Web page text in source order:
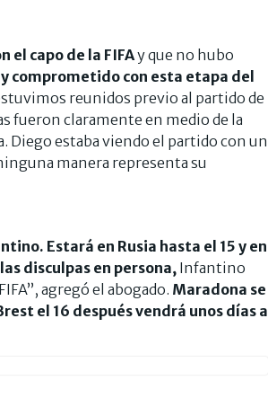
el capo de la FIFAy que no hubo
comprometido con esta etapa del
reunidos previo al partido de
fueron claramente en medio de la
Diego estaba viendo el partido con un
manera representa su
Estará en Rusia hasta el 15 y en
disculpas en persona, Infantino
agregó el abogado. Maradona se
el 16 después vendrá unos días a